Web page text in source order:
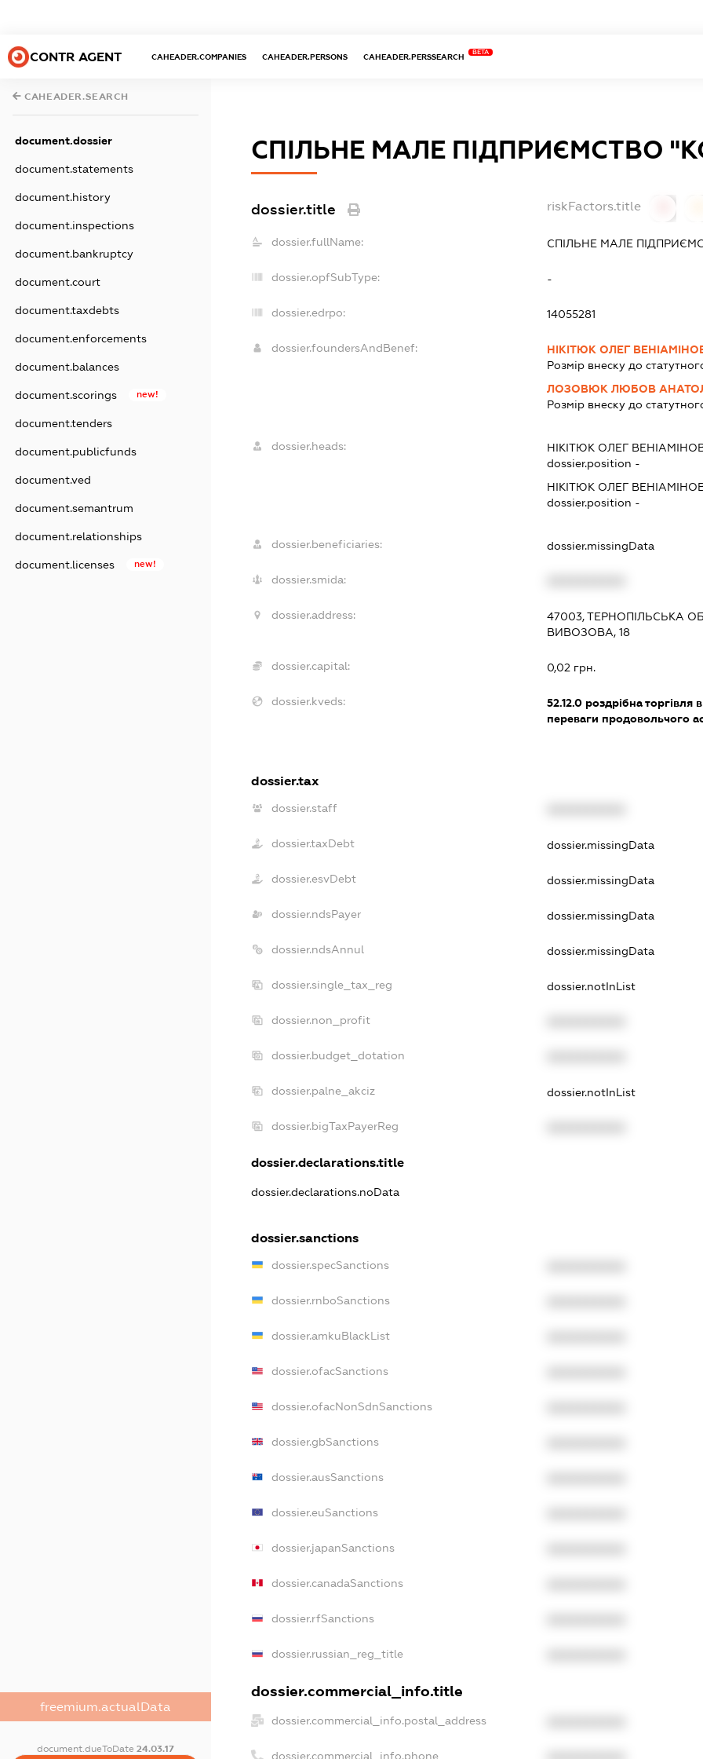
CONTR AGENT CAHEADER.COMPANIES CAHEADER.PERSONS CAHEADER.PERSSEARCH
BETA
CAHEADER.SEARCH
document.dossier
document.statements
document.history
document.inspections
document.bankruptcy
document.court
document.taxdebts
document.enforcements
document.balances
document.scorings new!
document.tenders
document.publicfunds
document.ved
document.semantrum
document.relationships
document.licenses new!
freemium.actualData
document.dueToDate 24.03.17
СПІЛЬНЕ МАЛЕ ПІДПРИЄМСТВО
dossier.title riskFactors.title
dossier.fullName: СПІЛЬНЕ МАЛЕ
dossier.opfSubType: -
dossier.edrpo: 14055281
dossier.foundersAndBenef:
НІКІТЮК ОЛЕГ
Розмір внеску до
ЛОЗОВЮК ЛЮБОВ
Розмір внеску до
dossier.heads: НІКІТЮК ОЛЕГ
dossier.position -
НІКІТЮК ОЛЕГ
dossier.position -
dossier.beneficiaries: dossier.missingData
dossier.smida:
dossier.address:
47003, ТЕРНОПІЛЬСЬКА
ВИВОЗОВА, 18
dossier.capital: 0,02 грн.
dossier.kveds: 52.12.0 роздрібна торгівля
переваги продовольчого
dossier.tax
dossier.staff
dossier.taxDebt dossier.missingData
dossier.esvDebt dossier.missingData
dossier.ndsPayer dossier.missingData
dossier.ndsAnnul dossier.missingData
dossier.single_tax_reg dossier.notInList
dossier.non_profit
dossier.budget_dotation
dossier.palne_akciz dossier.notInList
dossier.bigTaxPayerReg
dossier.declarations.title
dossier.declarations.noData
dossier.sanctions
dossier.specSanctions
dossier.rnboSanctions
dossier.amkuBlackList
dossier.ofacSanctions
dossier.ofacNonSdnSanctions
dossier.gbSanctions
dossier.ausSanctions
dossier.euSanctions
dossier.japanSanctions
dossier.canadaSanctions
dossier.rfSanctions
dossier.russian_reg_title
dossier.commercial_info.title
dossier.commercial_info.postal_address
dossier.commercial_info.phone